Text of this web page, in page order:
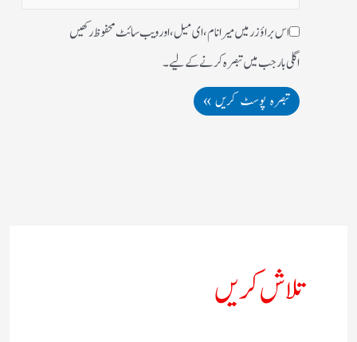
اس براؤزر میں میرا نام، ای میل، اور ویب سائٹ محفوظ رکھیں
اگلی بار جب میں تبصرہ کرنے کےلیے۔
تلاش کریں